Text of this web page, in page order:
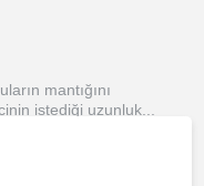
mantığını
istediği uzunluk...